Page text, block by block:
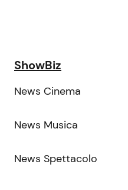
ShowBiz
News Cinema
News Musica
News Spettacolo